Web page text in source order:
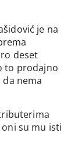
je na
deset
to prodajno
nema
su mu isti